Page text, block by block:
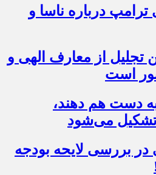
ترامپ درباره ناسا و
تجلیل از معارف الهی و
است
دست هم دهند،
تشکیل می‌شود
بررسی لایحه بودجه